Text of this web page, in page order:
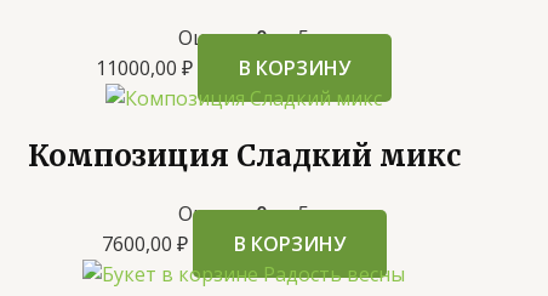
Оценка0из 5
11000,00 ₽ В КОРЗИНУ
Композиция Сладкий микс
Оценка0из 5
7600,00 ₽ В КОРЗИНУ